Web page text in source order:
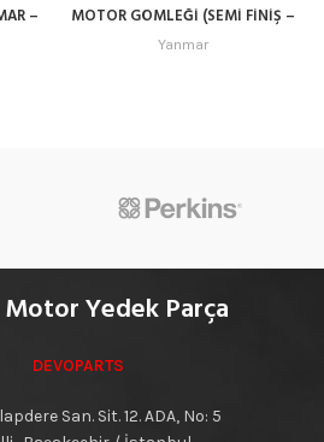
– MOTOR GÖMLEĞİ (SEMİ FİNİŞ –
ÇAP: 84.00 mm)
Yanmar
Motor Yedek Parça
DEVOPARTS
San. Sit. 12. ADA, No: 5